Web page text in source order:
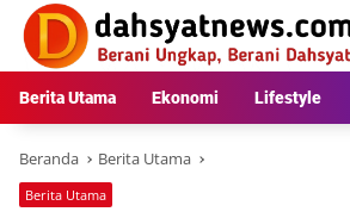
Langsung
konten
Berita Utama Ekonomi Lifestyle
Beranda Berita Utama
Berita Utama